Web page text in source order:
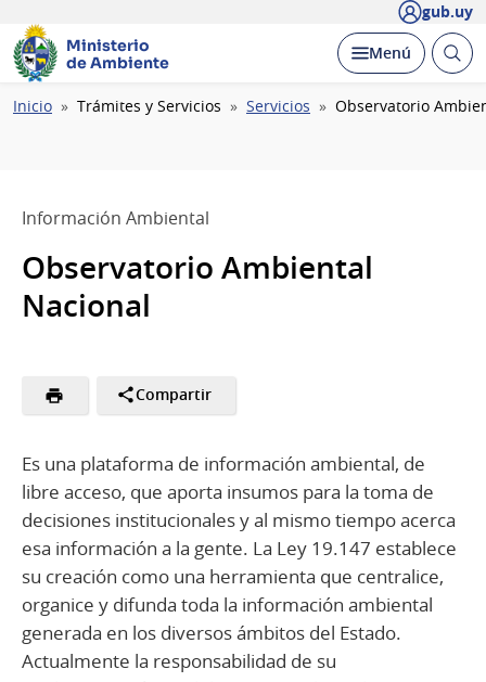
gub.uy
Ministerio
de Ambiente
Desplegar
Menú Abrir
Ruta
Inicio Trámites y Servicios Servicios Observatorio
Información Ambiental
Observatorio Ambiental
Nacional
Compartir
Es una plataforma de información ambiental, de
libre acceso, que aporta insumos para la toma de
decisiones institucionales y al mismo tiempo acerca
esa información a la gente. La Ley 19.147 establece
su creación como una herramienta que centralice,
organice y difunda toda la información ambiental
generada en los diversos ámbitos del Estado.
Actualmente la responsabilidad de su